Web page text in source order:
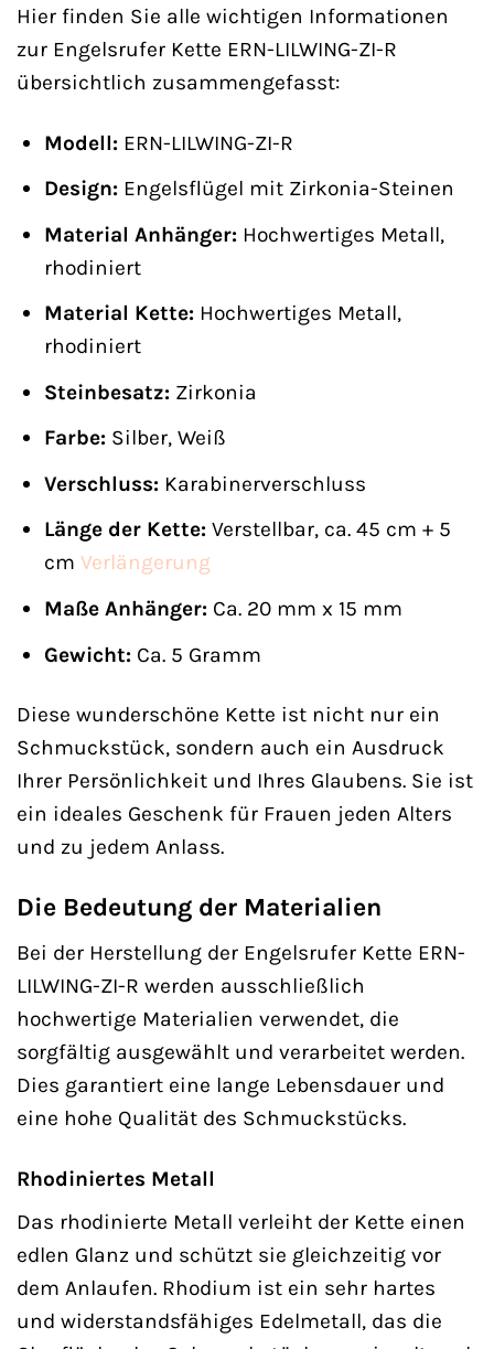
Hier finden Sie alle wichtigen Informationen
zur Engelsrufer Kette ERN-LILWING-ZI-R
übersichtlich zusammengefasst:
Modell:ERN-LILWING-ZI-R
Design:Engelsflügel mit Zirkonia-Steinen
Material Anhänger:Hochwertiges Metall,
rhodiniert
Material Kette:Hochwertiges Metall,
rhodiniert
Steinbesatz:Zirkonia
Farbe:Silber, Weiß
Verschluss:Karabinerverschluss
Länge der Kette:Verstellbar, ca. 45 cm + 5
cm Verlängerung
Maße Anhänger:Ca. 20 mm x 15 mm
Gewicht:Ca. 5 Gramm
Diese wunderschöne Kette ist nicht nur ein
Schmuckstück, sondern auch ein Ausdruck
Ihrer Persönlichkeit und Ihres Glaubens. Sie ist
ein ideales Geschenk für Frauen jeden Alters
und zu jedem Anlass.
Die Bedeutung der Materialien
Bei der Herstellung der Engelsrufer Kette ERN-
LILWING-ZI-R werden ausschließlich
hochwertige Materialien verwendet, die
sorgfältig ausgewählt und verarbeitet werden.
Dies garantiert eine lange Lebensdauer und
eine hohe Qualität des Schmuckstücks.
Rhodiniertes Metall
Das rhodinierte Metall verleiht der Kette einen
edlen Glanz und schützt sie gleichzeitig vor
dem Anlaufen. Rhodium ist ein sehr hartes
und widerstandsfähiges Edelmetall, das die